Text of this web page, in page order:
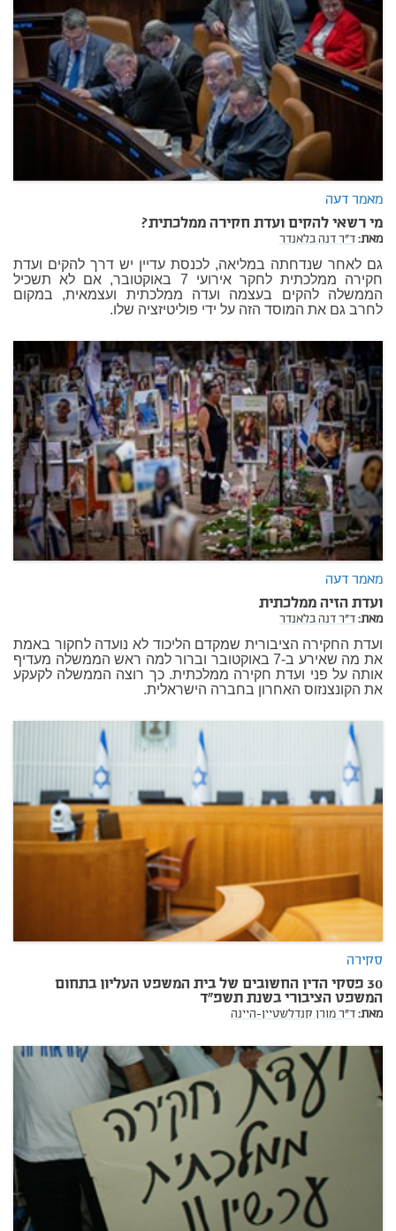
מאמר דעה
מי רשאי להקים ועדת חקירה ממלכתית?
מאת:ד"ר דנה בלאנדר
גם לאחר שנדחתה במליאה, לכנסת עדיין יש דרך להקים ועדת
חקירה ממלכתית לחקר אירועי 7 באוקטובר, אם לא תשכיל
הממשלה להקים בעצמה ועדה ממלכתית ועצמאית, במקום
לחרב גם את המוסד הזה על ידי פוליטיזציה שלו.
מאמר דעה
ועדת הזיה ממלכתית
מאת:ד"ר דנה בלאנדר
ועדת החקירה הציבורית שמקדם הליכוד לא נועדה לחקור באמת
את מה שאירע ב-7 באוקטובר וברור למה ראש הממשלה מעדיף
אותה על פני ועדת חקירה ממלכתית. כך רוצה הממשלה לקעקע
את הקונצנזוס האחרון בחברה הישראלית.
סקירה
30 פסקי הדין החשובים של בית המשפט העליון בתחום
המשפט הציבורי בשנת תשפ"ד
מאת:ד"ר מורן קנדלשטיין-היינה